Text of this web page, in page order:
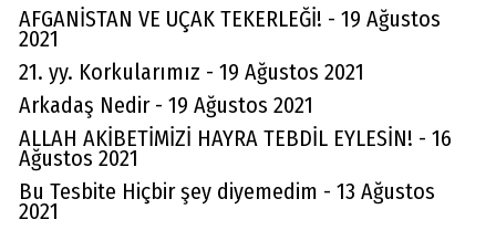
AFGANİSTAN VE UÇAK TEKERLEĞİ! - 19 Ağustos
2021
21. yy. Korkularımız - 19 Ağustos 2021
Arkadaş Nedir - 19 Ağustos 2021
ALLAH AKİBETİMİZİ HAYRA TEBDİL EYLESİN! - 16
Ağustos 2021
Bu Tesbite Hiçbir şey diyemedim - 13 Ağustos
2021